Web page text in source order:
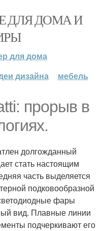
ДЛЯ ДОМА И
для дома
дизайна мебель
прорыв в
долгожданный
стать настоящим
часть выделяется
подковообразной
фары
вид. Плавные линии
подчеркивают его